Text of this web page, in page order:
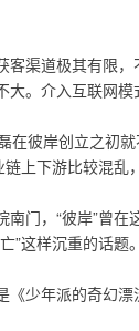
客渠道极其有限
。介入互联网
在彼岸创立之初
链上下游比较混
南门，“彼岸”曾
”这样沉重的话题。
少年派的奇幻漂